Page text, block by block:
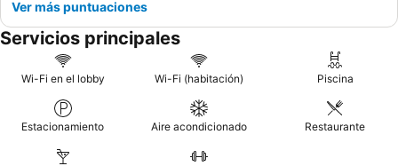
Ver más puntuaciones
Servicios principales
Wi-Fi en el lobby Wi-Fi (habitación) Piscina
Estacionamiento Aire acondicionado Restaurante